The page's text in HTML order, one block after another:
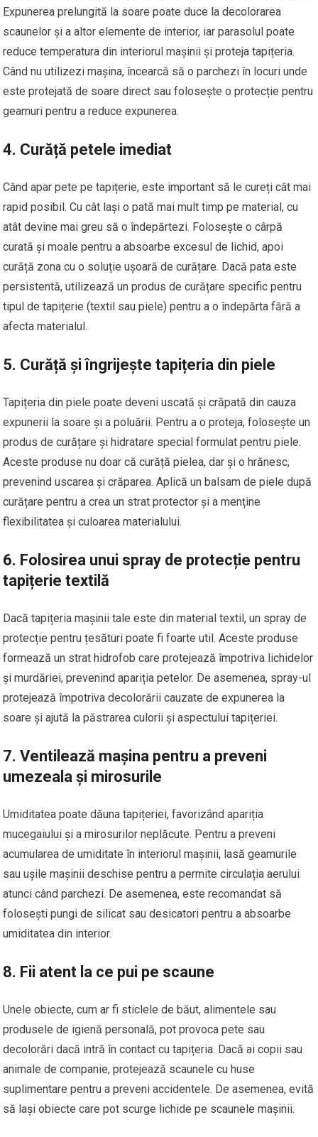
Expunerea prelungită la soare poate duce la decolorarea
scaunelor și a altor elemente de interior, iar parasolul poate
reduce temperatura din interiorul mașinii și proteja tapițeria.
Când nu utilizezi mașina, încearcă să o parchezi în locuri unde
este protejată de soare direct sau folosește o protecție pentru
geamuri pentru a reduce expunerea.
4. Curăță petele imediat
Când apar pete pe tapițerie, este important să le cureți cât mai
rapid posibil. Cu cât lași o pată mai mult timp pe material, cu
atât devine mai greu să o îndepărtezi. Folosește o cârpă
curată și moale pentru a absoarbe excesul de lichid, apoi
curăță zona cu o soluție ușoară de curățare. Dacă pata este
persistentă, utilizează un produs de curățare specific pentru
tipul de tapițerie (textil sau piele) pentru a o îndepărta fără a
afecta materialul.
5. Curăță și îngrijește tapițeria din piele
Tapițeria din piele poate deveni uscată și crăpată din cauza
expunerii la soare și a poluării. Pentru a o proteja, folosește un
produs de curățare și hidratare special formulat pentru piele.
Aceste produse nu doar că curăță pielea, dar și o hrănesc,
prevenind uscarea și crăparea. Aplică un balsam de piele după
curățare pentru a crea un strat protector și a menține
flexibilitatea și culoarea materialului.
6. Folosirea unui spray de protecție pentru
tapițerie textilă
Dacă tapițeria mașinii tale este din material textil, un spray de
protecție pentru țesături poate fi foarte util. Aceste produse
formează un strat hidrofob care protejează împotriva lichidelor
și murdăriei, prevenind apariția petelor. De asemenea, spray-ul
protejează împotriva decolorării cauzate de expunerea la
soare și ajută la păstrarea culorii și aspectului tapițeriei.
7.Ventilează mașina pentru a preveni
umezeala și mirosurile
Umiditatea poate dăuna tapițeriei, favorizând apariția
mucegaiului și a mirosurilor neplăcute. Pentru a preveni
acumularea de umiditate în interiorul mașinii, lasă geamurile
sau ușile mașinii deschise pentru a permite circulația aerului
atunci când parchezi. De asemenea, este recomandat să
folosești pungi de silicat sau desicatori pentru a absoarbe
umiditatea din interior.
8. Fii atent la ce pui pe scaune
Unele obiecte, cum ar fi sticlele de băut, alimentele sau
produsele de igienă personală, pot provoca pete sau
decolorări dacă intră în contact cu tapițeria. Dacă ai copii sau
animale de companie, protejează scaunele cu huse
suplimentare pentru a preveni accidentele. De asemenea, evită
să lași obiecte care pot scurge lichide pe scaunele mașinii.